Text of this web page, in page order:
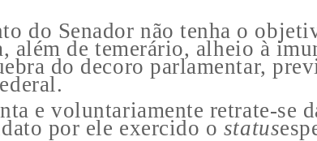
do Senador não tenha o
além de temerário, alheio à
do decoro parlamentar,
e voluntariamente retrate-se
por ele exercido o status